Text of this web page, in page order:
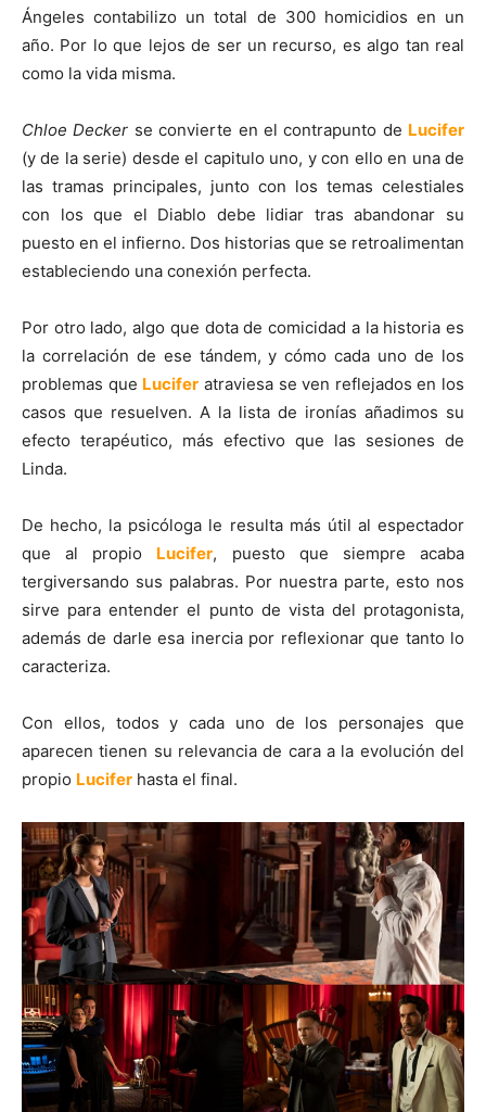
Ángeles contabilizo un total de 300 homicidios en un
año. Por lo que lejos de ser un recurso, es algo tan real
como la vida misma.
Chloe Decker se convierte en el contrapunto de Lucifer
(y de la serie) desde el capitulo uno, y con ello en una de
las tramas principales, junto con los temas celestiales
con los que el Diablo debe lidiar tras abandonar su
puesto en el infierno. Dos historias que se retroalimentan
estableciendo una conexión perfecta.
Por otro lado, algo que dota de comicidad a la historia es
la correlación de ese tándem, y cómo cada uno de los
problemas que Lucifer atraviesa se ven reflejados en los
casos que resuelven. A la lista de ironías añadimos su
efecto terapéutico, más efectivo que las sesiones de
Linda.
De hecho, la psicóloga le resulta más útil al espectador
que al propio Lucifer, puesto que siempre acaba
tergiversando sus palabras. Por nuestra parte, esto nos
sirve para entender el punto de vista del protagonista,
además de darle esa inercia por reflexionar que tanto lo
caracteriza.
Con ellos, todos y cada uno de los personajes que
aparecen tienen su relevancia de cara a la evolución del
propio Lucifer hasta el final.